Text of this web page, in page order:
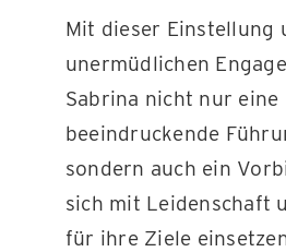
Mit dieser Einstellung
unermüdlichen
Sabrina nicht nur eine
beeindruckende
sondern auch ein
sich mit Leidenschaft
für ihre Ziele